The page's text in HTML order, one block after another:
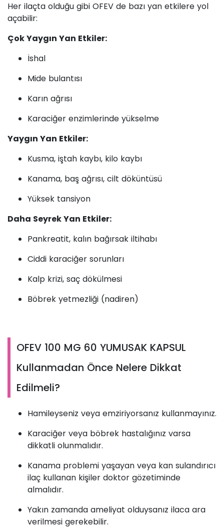
Her ilaçta olduğu gibi OFEV de bazı yan etkilere yol
açabilir:
Çok Yaygın Yan Etkiler:
İshal
Mide bulantısı
Karın ağrısı
Karaciğer enzimlerinde yükselme
Yaygın Yan Etkiler:
Kusma, iştah kaybı, kilo kaybı
Kanama, baş ağrısı, cilt döküntüsü
Yüksek tansiyon
Daha Seyrek Yan Etkiler:
Pankreatit, kalın bağırsak iltihabı
Ciddi karaciğer sorunları
Kalp krizi, saç dökülmesi
Böbrek yetmezliği (nadiren)
OFEV 100 MG 60 YUMUSAK KAPSUL
Kullanmadan Önce Nelere Dikkat
Edilmeli?
Hamileyseniz veya emziriyorsanız kullanmayınız.
Karaciğer veya böbrek hastalığınız varsa
dikkatli olunmalıdır.
Kanama problemi yaşayan veya kan sulandırıcı
ilaç kullanan kişiler doktor gözetiminde
almalıdır.
Yakın zamanda ameliyat olduysanız ilaca ara
verilmesi gerekebilir.